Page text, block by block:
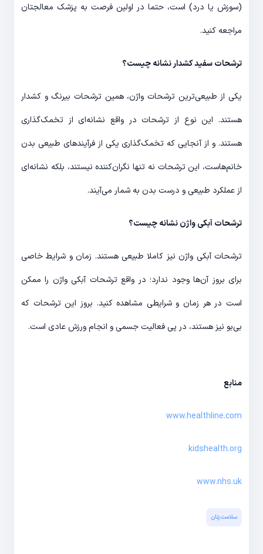
(سوزش یا درد) است، حتما در اولین فرصت به پزشک معالجتان
مراجعه کنید.
ترشحات سفید کشدار نشانه چیست؟
یکی از طبیعی‌ترین ترشحات واژن، همین ترشحات بی‎رنگ و کشدار
هستند. این نوع از ترشحات در واقع نشانه‌ای از تخمک‌گذاری
هستند. و از آنجایی که تخمک‌گذاری یکی از فرآیندهای طبیعی بدن
خانم‌هاست، این ترشحات نه تنها نگران‌کننده نیستند، بلکه نشانه‌ای
از عملکرد طبیعی و درست بدن به شمار می‌آیند.
ترشحات آبکی واژن نشانه چیست؟
ترشحات آبکی واژن نیز کاملا طبیعی هستند. زمان و شرایط خاصی
برای بروز آن‌ها وجود ندارد؛ در واقع ترشحات آبکی واژن را ممکن
است در هر زمان و شرایطی مشاهده کنید. بروز این ترشحات که
بی‌بو نیز هستند، در پی فعالیت جسمی و انجام ورزش عادی است.
منابع
www.healthline.com
kidshealth.org
www.nhs.uk
سلامت زنان